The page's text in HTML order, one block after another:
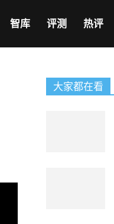
智库 评测 热评
大家都在看